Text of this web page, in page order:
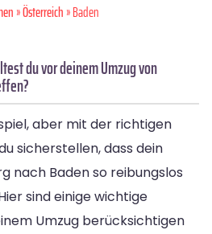
»Österreich» Baden
du vor deinem Umzug von
aber mit der richtigen
sicherstellen, dass dein
nach Baden so reibungslos
sind einige wichtige
Umzug berücksichtigen